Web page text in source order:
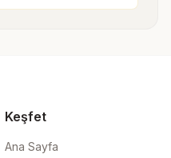
Keşfet
Ana Sayfa